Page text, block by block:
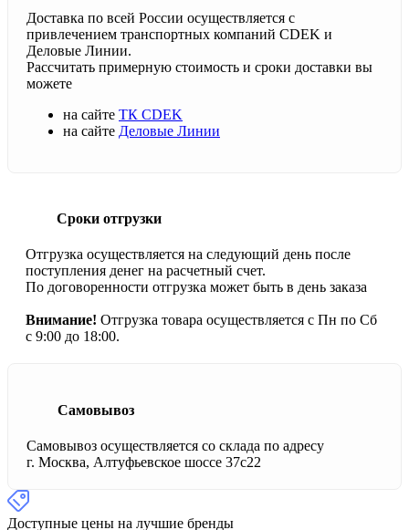
Доставка по всей России осуществляется с
привлечением транспортных компаний CDEK и
Деловые Линии.
Рассчитать примерную стоимость и сроки доставки вы
можете
на сайте ТК CDEK
на сайте Деловые Линии
Сроки отгрузки
Отгрузка осуществляется на следующий день после
поступления денег на расчетный счет.
По договоренности отгрузка может быть в день заказа
Внимание! Отгрузка товара осуществляется с Пн по Сб
с 9:00 до 18:00.
Самовывоз
Самовывоз осуществляется со склада по адресу
г. Москва, Алтуфьевское шоссе 37с22
Доступные цены на лучшие бренды